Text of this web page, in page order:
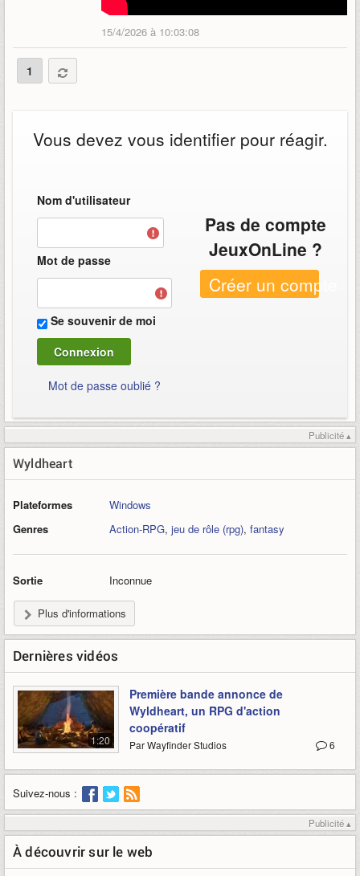
15/4/2026 à 10:03:08
1
Vous devez vous identifier pour réagir.
Nom d'utilisateur
Mot de passe
Se souvenir de moi
Mot de passe oublié ?
Pas de compte
JeuxOnLine ?
Créer un compte
Publicité ▴
Wyldheart
Plateformes
Windows
Genres
Action-RPG, jeu de rôle (rpg), fantasy
Sortie Inconnue
Plus d'informations
Dernières vidéos
1:20
Première bande annonce de
Wyldheart, un RPG d'action
coopératif
6
Par Wayfinder Studios
Suivez-nous :
Publicité ▴
À découvrir sur le web